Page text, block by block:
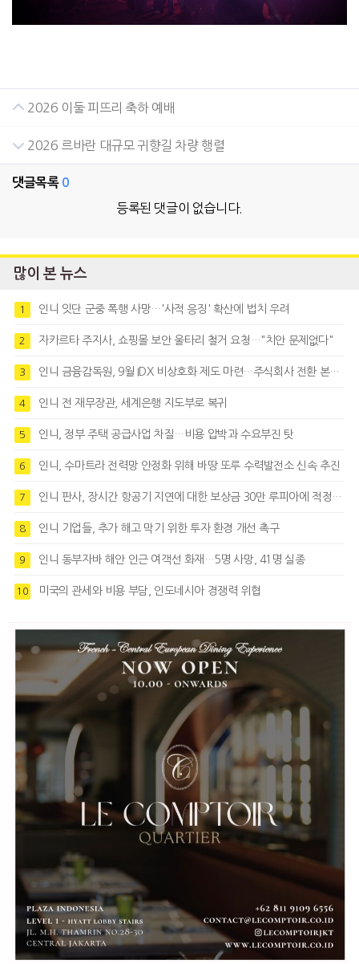
2026 이둘 피뜨리 축하 예배
2026 르바란 대규모 귀향길 차량 행렬
댓글목록 0
등록된 댓글이 없습니다.
많이 본 뉴스
1 인니 잇단 군중 폭행 사망…'사적 응징' 확산에 법치 우려
2 자카르타 주지사, 쇼핑몰 보안 울타리 철거 요청…"치안 문제없다"
3 인니 금융감독원, 9월 IDX 비상호화 제도 마련…주식회사 전환 본격화
4 인니 전 재무장관, 세계은행 지도부로 복귀
5 인니, 정부 주택 공급사업 차질…비용 압박과 수요부진 탓
6 인니, 수마트라 전력망 안정화 위해 바땅 또루 수력발전소 신속 추진
7 인니 판사, 장시간 항공기 지연에 대한 보상금 30만 루피아에 적정성 제기
8 인니 기업들, 추가 해고 막기 위한 투자 환경 개선 촉구
9 인니 동부자바 해안 인근 여객선 화재…5명 사망, 41명 실종
10 미국의 관세와 비용 부담, 인도네시아 경쟁력 위협